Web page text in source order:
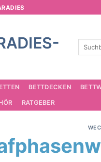
BETTDECKEN
RATGEBER